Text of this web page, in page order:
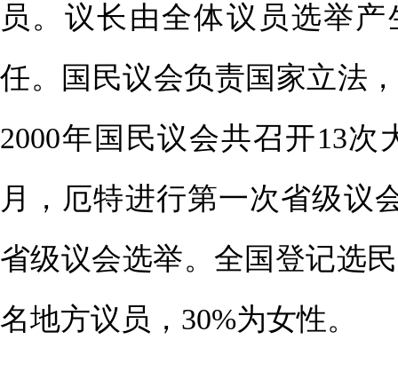
员。议长由全体议员选举
任。国民议会负责国家立法
2000年国民议会共召开13次
月，厄特进行第一次省级议
省级议会选举。全国登记选
名地方议员，30%为女性。